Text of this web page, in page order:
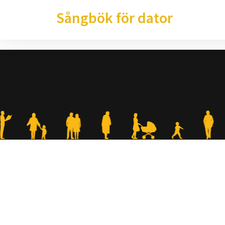
Sångbök för dator